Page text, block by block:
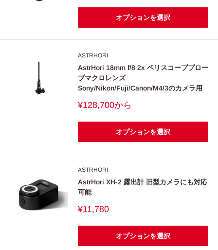
価
オプションを選択
ASTRHORI
AstrHori 18mm f/8 2x ペリスコーププロー
ブマクロレンズ
Sony/Nikon/Fuji/Canon/M4/3のカメラ用
販
価
¥128,700から
オプションを選択
ASTRHORI
AstrHori XH-2 露出計 旧型カメラにも対応
可能
販
価
¥11,780
オプションを選択